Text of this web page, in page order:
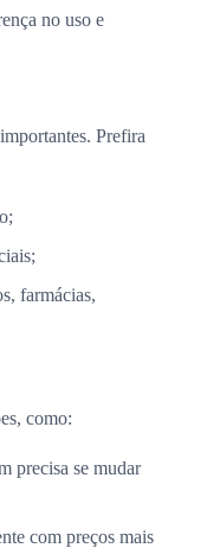
no uso e
Prefira
farmácias,
como:
precisa se mudar
com preços mais